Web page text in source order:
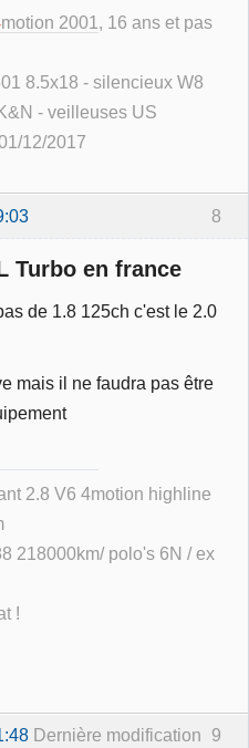
motion 2001 , 16 ans et pas
8.5x18 - silencieux W8
- veilleuses US
12/2017
8
Turbo en france
de 1.8 125ch c'est le 2.0
mais il ne faudra pas être
2.8 V6 4motion highline
218000km/ polo's 6N / ex
!
9
Dernière modification